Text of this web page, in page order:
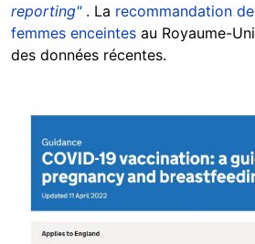
reporting" . La recommandation
femmes enceintes au Royaume-
des données récentes.